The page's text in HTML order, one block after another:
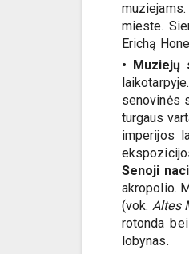
mieste.
Erichą
• Muziejų
senovinės
turgaus
imperijos
Senoji
akropolio.
(vok.Altes
rotonda
lobynas.